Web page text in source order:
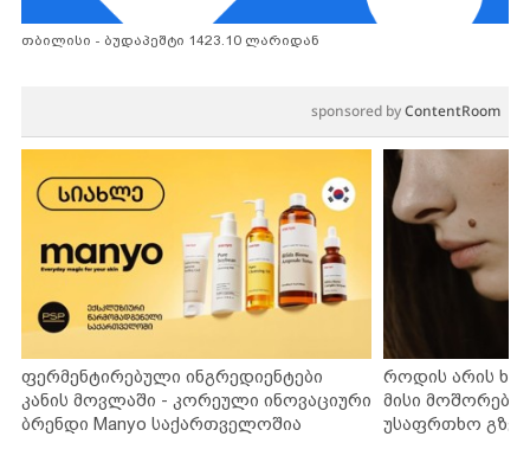
თბილისი - ბუდაპეშტი 1423.10 ლარიდან
sponsored byContentRoom
ფერმენტირებული ინგრედიენტები
კანის მოვლაში - კორეული ინოვაციური
ბრენდი Manyo საქართველოშია
როდის არის
მისი
უსაფრთხო